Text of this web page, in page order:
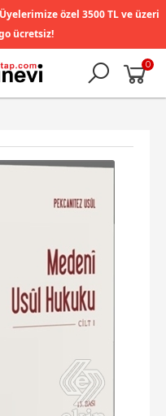
özel 3500 TL ve üzeri
ücretsiz!
0